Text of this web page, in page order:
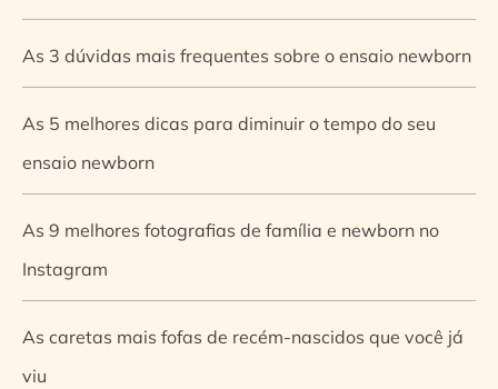
As 3 dúvidas mais frequentes sobre o ensaio newborn
As 5 melhores dicas para diminuir o tempo do seu
ensaio newborn
As 9 melhores fotografias de família e newborn no
Instagram
As caretas mais fofas de recém-nascidos que você já
viu